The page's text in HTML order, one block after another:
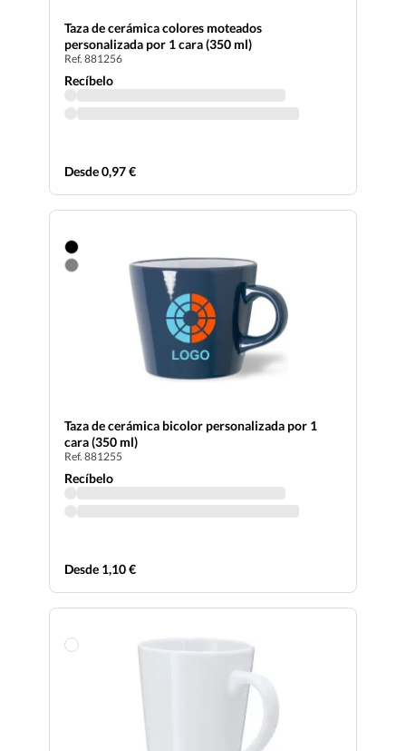
Taza de cerámica colores moteados
personalizada por 1 cara (350 ml)
Ref. 881256
Recíbelo
Desde 0,97 €
Taza de cerámica bicolor personalizada por 1
cara (350 ml)
Ref. 881255
Recíbelo
Desde 1,10 €